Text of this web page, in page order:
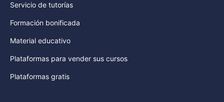
Servicio de tutorías
Formación bonificada
Material educativo
Plataformas para vender sus cursos
Plataformas gratis